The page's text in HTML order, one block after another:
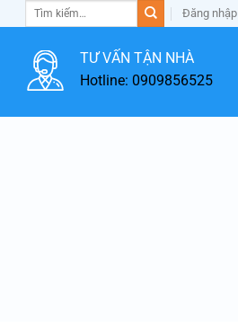
Tìm
Đăng nhập
TƯ VẤN TẬN NHÀ
Hotline: 0909856525